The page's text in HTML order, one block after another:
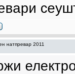
натпревар 2011